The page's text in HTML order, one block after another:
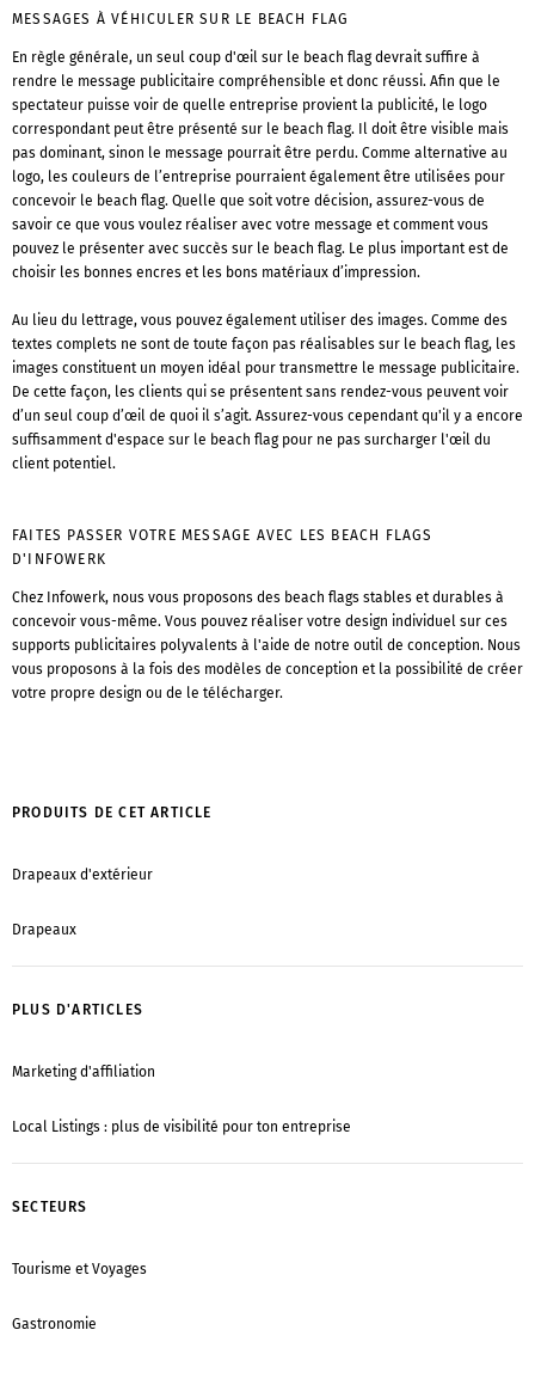
MESSAGES À VÉHICULER SUR LE BEACH FLAG
En règle générale, un seul coup d'œil sur le beach flag devrait suffire à
rendre le message publicitaire compréhensible et donc réussi. Afin que le
spectateur puisse voir de quelle entreprise provient la publicité, le logo
correspondant peut être présenté sur le beach flag. Il doit être visible mais
pas dominant, sinon le message pourrait être perdu. Comme alternative au
logo, les couleurs de l’entreprise pourraient également être utilisées pour
concevoir le beach flag. Quelle que soit votre décision, assurez-vous de
savoir ce que vous voulez réaliser avec votre message et comment vous
pouvez le présenter avec succès sur le beach flag. Le plus important est de
choisir les bonnes encres et les bons matériaux d’impression.
Au lieu du lettrage, vous pouvez également utiliser des images. Comme des
textes complets ne sont de toute façon pas réalisables sur le beach flag, les
images constituent un moyen idéal pour transmettre le message publicitaire.
De cette façon, les clients qui se présentent sans rendez-vous peuvent voir
d’un seul coup d’œil de quoi il s’agit. Assurez-vous cependant qu'il y a encore
suffisamment d'espace sur le beach flag pour ne pas surcharger l'œil du
client potentiel.
FAITES PASSER VOTRE MESSAGE AVEC LES BEACH FLAGS
D'INFOWERK
Chez Infowerk, nous vous proposons des beach flags stables et durables à
concevoir vous-même. Vous pouvez réaliser votre design individuel sur ces
supports publicitaires polyvalents à l'aide de notre outil de conception. Nous
vous proposons à la fois des modèles de conception et la possibilité de créer
votre propre design ou de le télécharger.
PRODUITS DE CET ARTICLE
Drapeaux d'extérieur
Drapeaux
PLUS D'ARTICLES
Marketing d'affiliation
Local Listings : plus de visibilité pour ton entreprise
SECTEURS
Tourisme et Voyages
Gastronomie